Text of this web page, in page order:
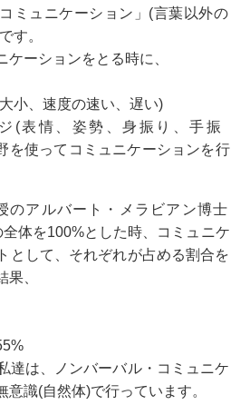
ミュニケーション」(言葉以外の
す。
ケーションをとる時に、
小、速度の速い、遅い)
(表情、姿勢、身振り、手振
を使ってコミュニケーションを行
のアルバート・メラビアン博士
体を100%とした時、コミュニケ
として、それぞれが占める割合を
果、
達は、ノンバーバル・コミュニケ
意識(自然体)で行っています。